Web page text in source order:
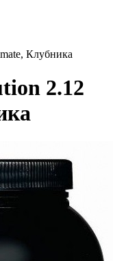
Клубника
2.12